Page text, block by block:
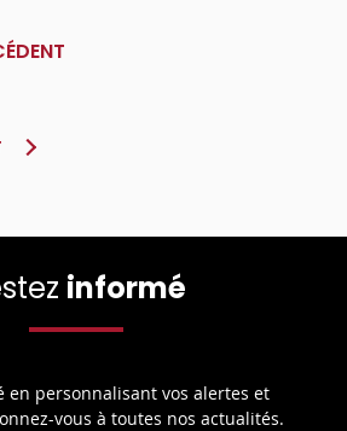
informé
en personnalisant vos alertes et
vous à toutes nos actualités.